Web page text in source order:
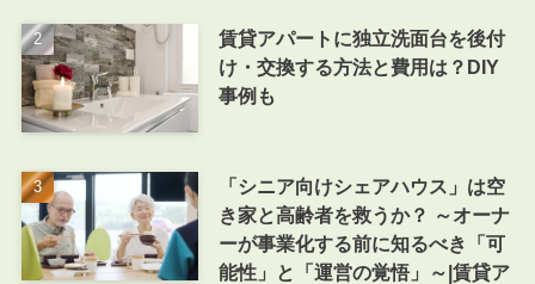
賃貸アパートに独立洗面台を後付
け・交換する方法と費用は？DIY
事例も
「シニア向けシェアハウス」は空
き家と高齢者を救うか？ ～オーナ
ーが事業化する前に知るべき「可
能性」と「運営の覚悟」～|賃貸ア